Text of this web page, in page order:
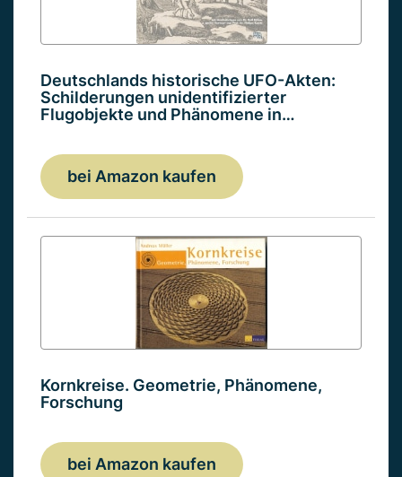
Deutschlands historische UFO-Akten:
Schilderungen unidentifizierter
Flugobjekte und Phänomene in…
bei Amazon kaufen
Kornkreise. Geometrie, Phänomene,
Forschung
bei Amazon kaufen